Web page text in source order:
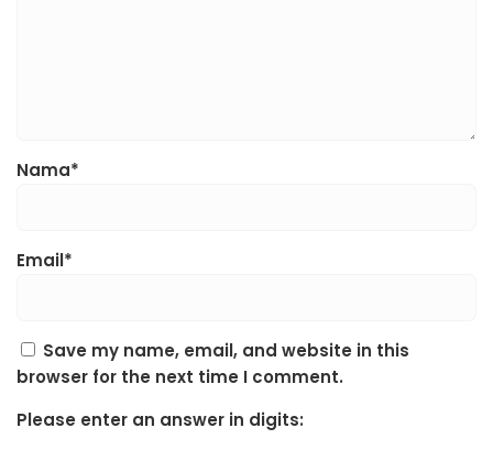
Nama*
Email*
Save my name, email, and website in this
browser for the next time I comment.
Please enter an answer in digits: